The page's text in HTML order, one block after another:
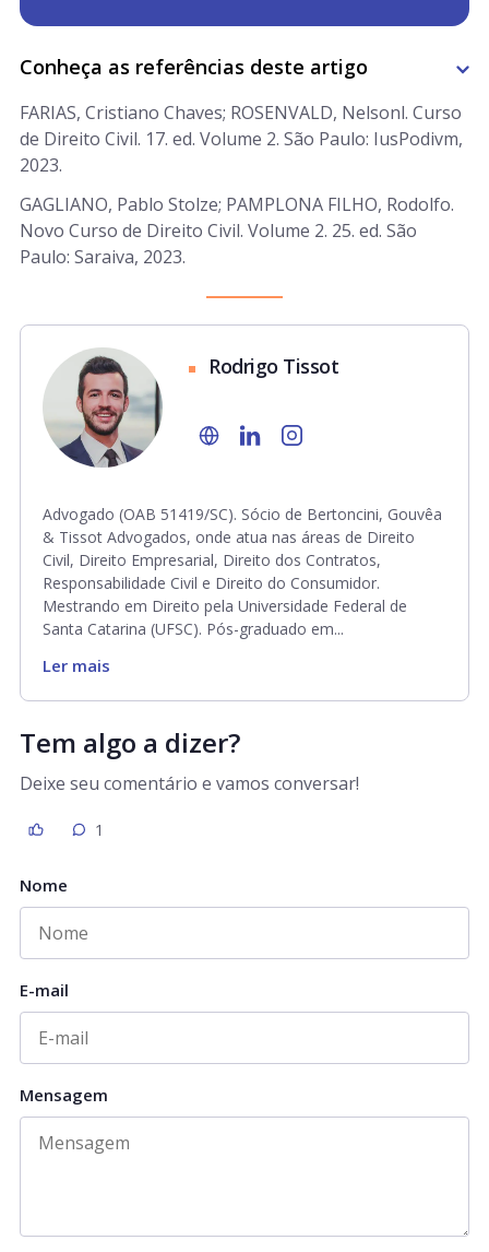
Conheça as referências deste artigo
FARIAS, Cristiano Chaves; ROSENVALD, Nelsonl. Curso
de Direito Civil. 17. ed. Volume 2. São Paulo: IusPodivm,
2023.
GAGLIANO, Pablo Stolze; PAMPLONA FILHO, Rodolfo.
Novo Curso de Direito Civil. Volume 2. 25. ed. São
Paulo: Saraiva, 2023.
Rodrigo Tissot
Advogado (OAB 51419/SC). Sócio de Bertoncini, Gouvêa
& Tissot Advogados, onde atua nas áreas de Direito
Civil, Direito Empresarial, Direito dos Contratos,
Responsabilidade Civil e Direito do Consumidor.
Mestrando em Direito pela Universidade Federal de
Santa Catarina (UFSC). Pós-graduado em...
Ler mais
Tem algo a dizer?
Deixe seu comentário e vamos conversar!
1
Nome
E-mail
Mensagem